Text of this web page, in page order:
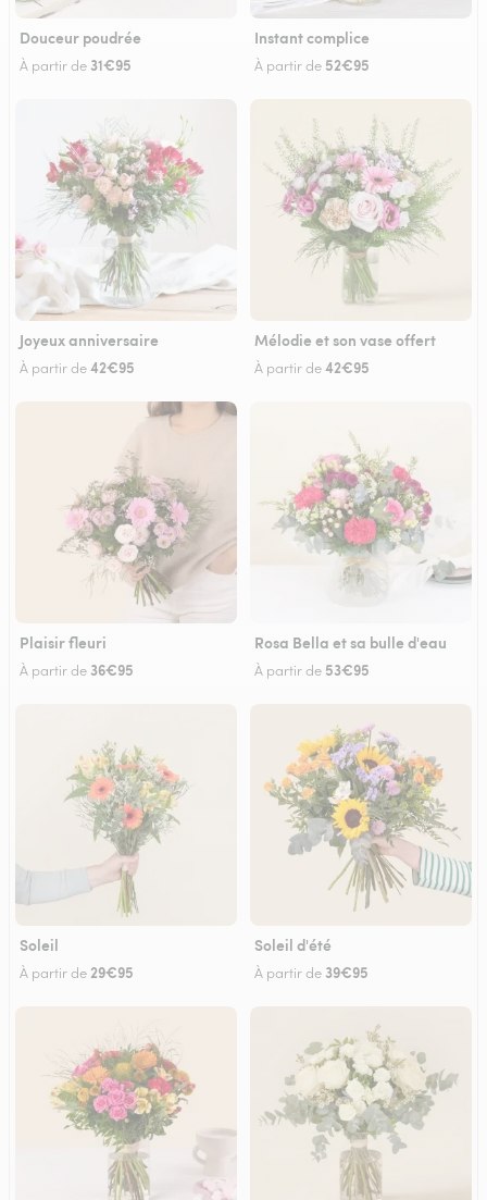
Douceur poudrée
À partir de 31€95
Instant complice
À partir de 52€95
Joyeux anniversaire
À partir de42€95
Mélodie et son vase offert
À partir de42€95
Plaisir fleuri
À partir de 36€95
Rosa Bella et sa bulle d'eau
À partir de 53€95
Soleil
À partir de 29€95
Soleil d'été
À partir de 39€95